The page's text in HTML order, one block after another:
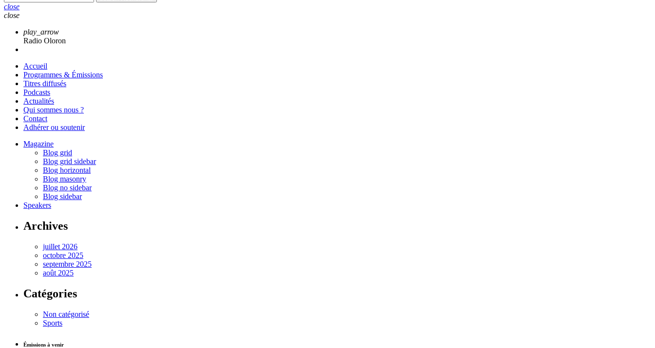
close
close
play_arrow
Radio Oloron
Accueil
Programmes & Émissions
Titres diffusés
Podcasts
Actualités
Qui sommes nous ?
Contact
Adhérer ou soutenir
Magazine
Blog grid
Blog grid sidebar
Blog horizontal
Blog masonry
Blog no sidebar
Blog sidebar
Speakers
Archives
juillet 2026
octobre 2025
septembre 2025
août 2025
Catégories
Non catégorisé
Sports
Émissions à venir